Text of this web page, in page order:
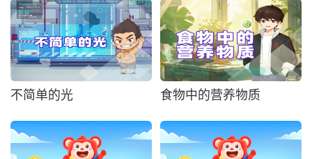
不简单的光 食物中的营养物质